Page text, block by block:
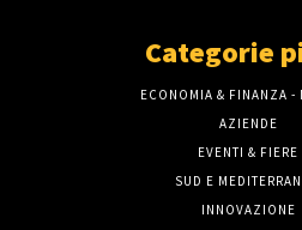
Categorie
ECONOMIA & FINANZA -
AZIENDE
EVENTI & FIERE
SUD E
INNOVAZIONE